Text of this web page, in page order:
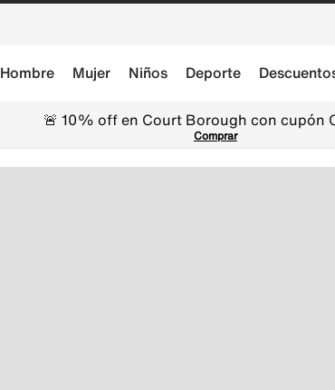
Hombre Mujer Niños Deporte
🚨 10% off en Court Borough con cupón
Comprar